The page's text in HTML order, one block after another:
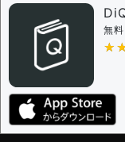
審査に対す
決定に必要
編集ガイドライン
無料